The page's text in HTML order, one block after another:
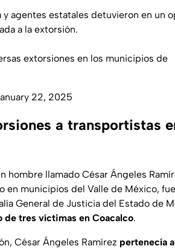
agentes estatales detuvieron en un
a la extorsión.
extorsiones en los municipios de
22, 2025
a transportistas
llamado César Ángeles
en municipios del Valle de México, fue
General de Justicia del Estado de
de tres víctimas en Coacalco.
César Ángeles Ramírez pertenecía